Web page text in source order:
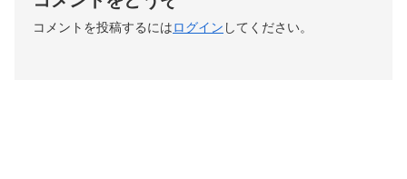
コメントを投稿するにはログイン してください。